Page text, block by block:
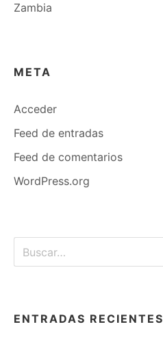
Zambia
META
Acceder
Feed de entradas
Feed de comentarios
WordPress.org
ENTRADAS RECIENTES